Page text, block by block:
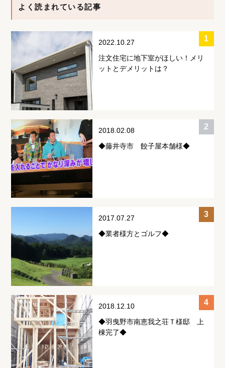
よく読まれている記事
2022.10.27
注文住宅に地下室がほしい！メリ
ットとデメリットは？
2018.02.08
◆藤井寺市 餃子屋本舗様◆
2017.07.27
◆業者様方とゴルフ◆
2018.12.10
◆羽曳野市南恵我之荘Ｔ様邸 上
棟完了◆